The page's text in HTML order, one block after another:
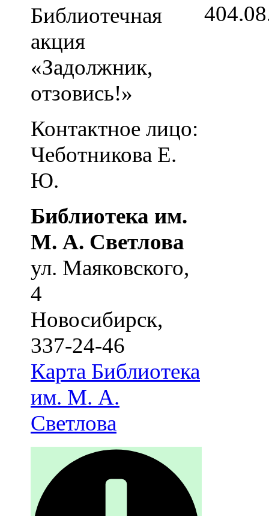
Библиотечная
акция
«Задолжник,
отзовись!»
Контактное лицо:
Чеботникова Е.
Ю.
Библиотека им.
М. А. Светлова
ул. Маяковского,
4
Новосибирск,
337-24-46
Карта Библиотека
им. М. А.
Светлова
4